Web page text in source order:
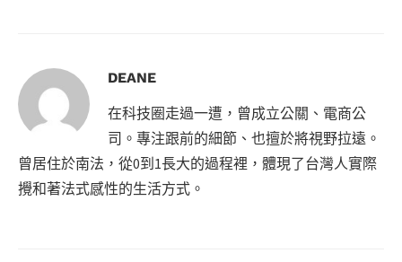
DEANE
在科技圈走過一遭，曾成立公關、電商公
司。專注跟前的細節、也擅於將視野拉遠。
曾居住於南法，從0到1長大的過程裡，體現了台灣人實際
攪和著法式感性的生活方式。